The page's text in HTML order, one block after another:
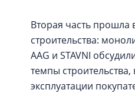
Вторая часть прошла
строительства:
AAG и STAVNI
темпы
эксплуатации